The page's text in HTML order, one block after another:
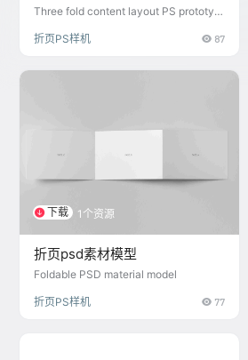
Three fold content layout PS prototyp
折页PS样机
87
下载 1个资源
折页psd素材模型
Foldable PSD material model
折页PS样机 77